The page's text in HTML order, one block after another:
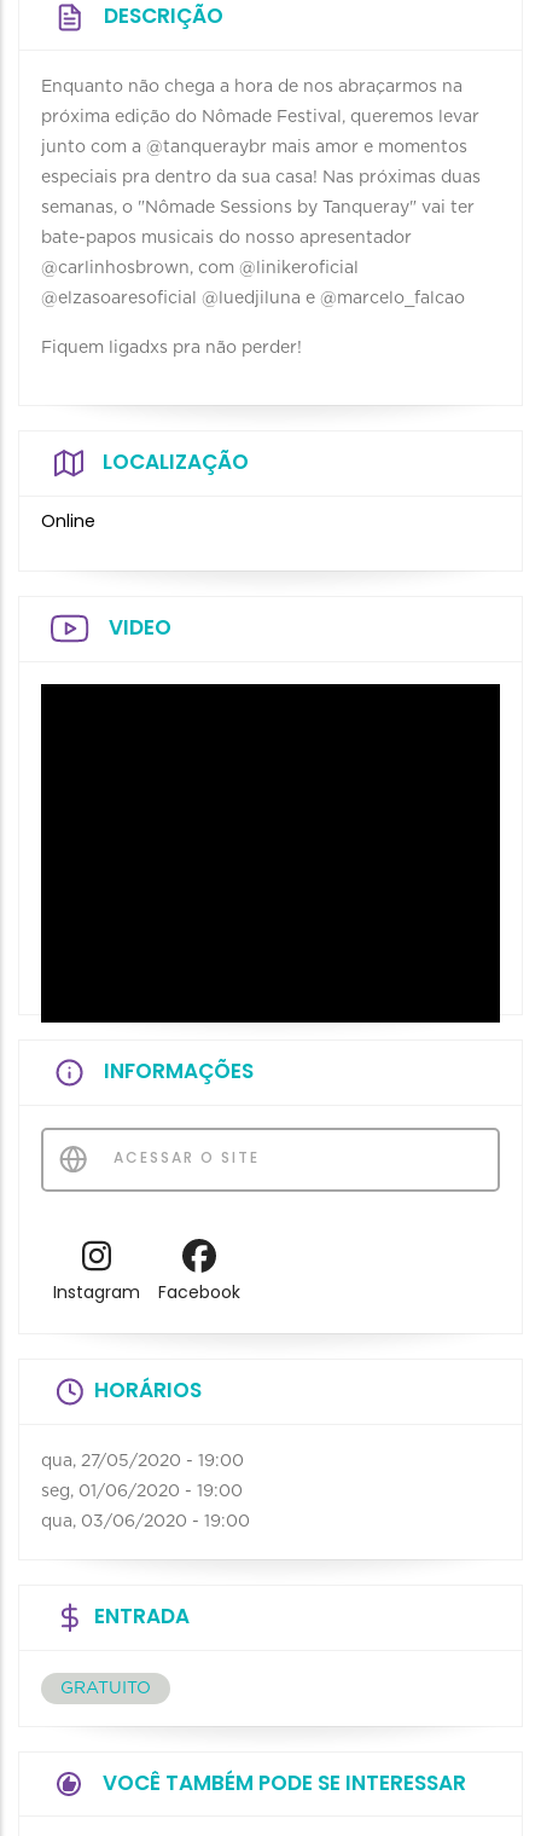
DESCRIÇÃO
Enquanto não chega a hora de nos abraçarmos na
próxima edição do Nômade Festival, queremos levar
junto com a @tanqueraybr mais amor e momentos
especiais pra dentro da sua casa! Nas próximas duas
semanas, o "Nômade Sessions by Tanqueray" vai ter
bate-papos musicais do nosso apresentador
@carlinhosbrown, com @linikeroficial
@elzasoaresoficial @luedjiluna e @marcelo_falcao
Fiquem ligadxs pra não perder!
LOCALIZAÇÃO
Online
VIDEO
INFORMAÇÕES
ACESSAR O SITE
Instagram Facebook
HORÁRIOS
qua, 27/05/2020 - 19:00
seg, 01/06/2020 - 19:00
qua, 03/06/2020 - 19:00
ENTRADA
GRATUITO
VOCÊ TAMBÉM PODE SE INTERESSAR